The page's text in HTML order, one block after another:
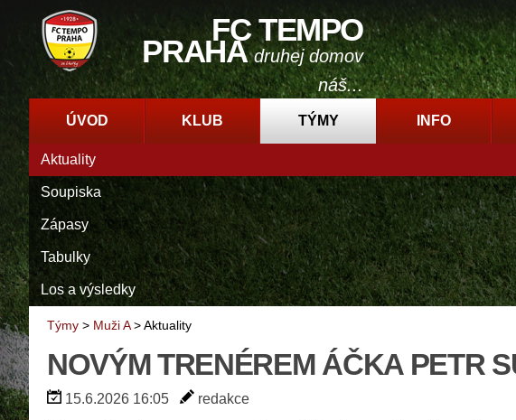
FC TEMPO
PRAHAdruhej domov
náš...
ÚVOD KLUB TÝMY INFO
Aktuality
Soupiska
Zápasy
Tabulky
Los a výsledky
Týmy > Muži A>Aktuality
NOVÝM TRENÉREM ÁČKA PETR
15.6.2026 16:05 redakce